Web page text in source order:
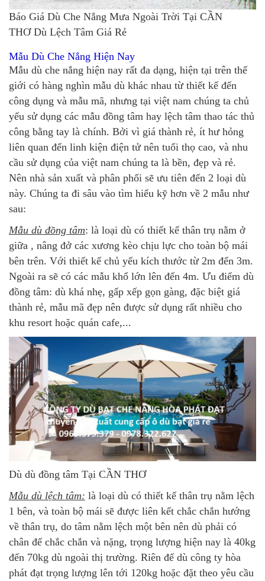
Báo Giá Dù Che Nắng Mưa Ngoài Trời Tại CẦN
THƠ Dù Lệch Tâm Giá Rẻ
Mẫu Dù Che Nắng Hiện Nay
Mẫu dù che nắng hiện nay rất đa dạng, hiện tại trên thế
giới có hàng nghìn mẫu dù khác nhau từ thiết kế đến
công dụng và mẫu mã, nhưng tại việt nam chúng ta chủ
yếu sử dụng các mẫu đồng tâm hay lệch tâm thao tác thủ
công bằng tay là chính. Bởi vì giá thành rẻ, ít hư hỏng
liên quan đến linh kiện điện tử nên tuổi thọ cao, và nhu
cầu sử dụng của việt nam chúng ta là bền, đẹp và rẻ.
Nên nhà sản xuất và phân phối sẽ ưu tiên đến 2 loại dù
này. Chúng ta đi sâu vào tìm hiểu kỹ hơn về 2 mẫu như
sau:
Mẫu dù đồng tâm: là loại dù có thiết kế thân trụ nằm ở
giữa , nâng đở các xương kèo chịu lực cho toàn bộ mái
bên trên. Với thiết kế chủ yếu kích thước từ 2m đến 3m.
Ngoài ra sẽ có các mẫu khổ lớn lên đến 4m. Ưu điểm dù
đồng tâm: dù khá nhẹ, gấp xếp gọn gàng, đặc biệt giá
thành rẻ, mẫu mã đẹp nên được sử dụng rất nhiều cho
khu resort hoặc quán cafe,...
Dù dù đồng tâm Tại CẦN THƠ
Mẫu dù lệch tâm: là loại dù có thiết kế thân trụ nằm lệch
1 bên, và toàn bộ mái sẽ được liên kết chắc chắn hướng
về thân trụ, do tâm nằm lệch một bên nên dù phải có
chân đế chắc chắn và nặng, trọng lượng hiện nay là 40kg
đến 70kg dù ngoài thị trường. Riên đế dù công ty hòa
phát đạt trọng lượng lên tới 120kg hoặc đặt theo yêu cầu